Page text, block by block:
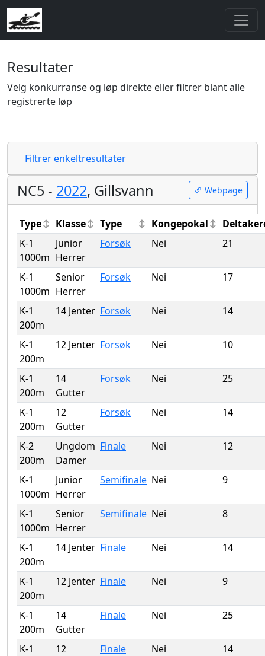
Resultater
Velg konkurranse og løp direkte eller filtrer blant alle
registrerte løp
Filtrer enkeltresultater
NC5 - 2022, Gillsvann Webpage
Type Klasse Type Kongepokal
K-1
1000m
Junior
Herrer
Forsøk Nei 21
K-1
1000m
Senior
Herrer
Forsøk Nei 17
K-1
200m
14 Jenter Forsøk Nei 14
K-1
200m
12 Jenter Forsøk Nei 10
K-1
200m
14
Gutter
Forsøk Nei 25
K-1
200m
12
Gutter
Forsøk Nei 14
K-2
200m
Ungdom
Damer
Finale Nei 12
K-1
1000m
Junior
Herrer
Semifinale Nei 9
K-1
1000m
Senior
Herrer
Semifinale Nei 8
K-1
200m
14 Jenter Finale Nei 14
K-1
200m
12 Jenter Finale Nei 9
K-1
200m
14
Gutter
Finale Nei 25
K-1
12
Finale Nei 14